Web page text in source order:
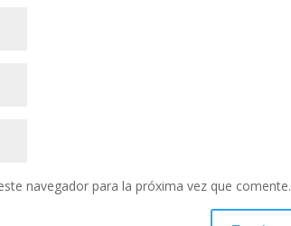
navegador para la próxima vez que comente.